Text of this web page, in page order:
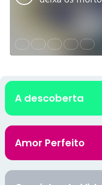
A descoberta
Amor Perfeito